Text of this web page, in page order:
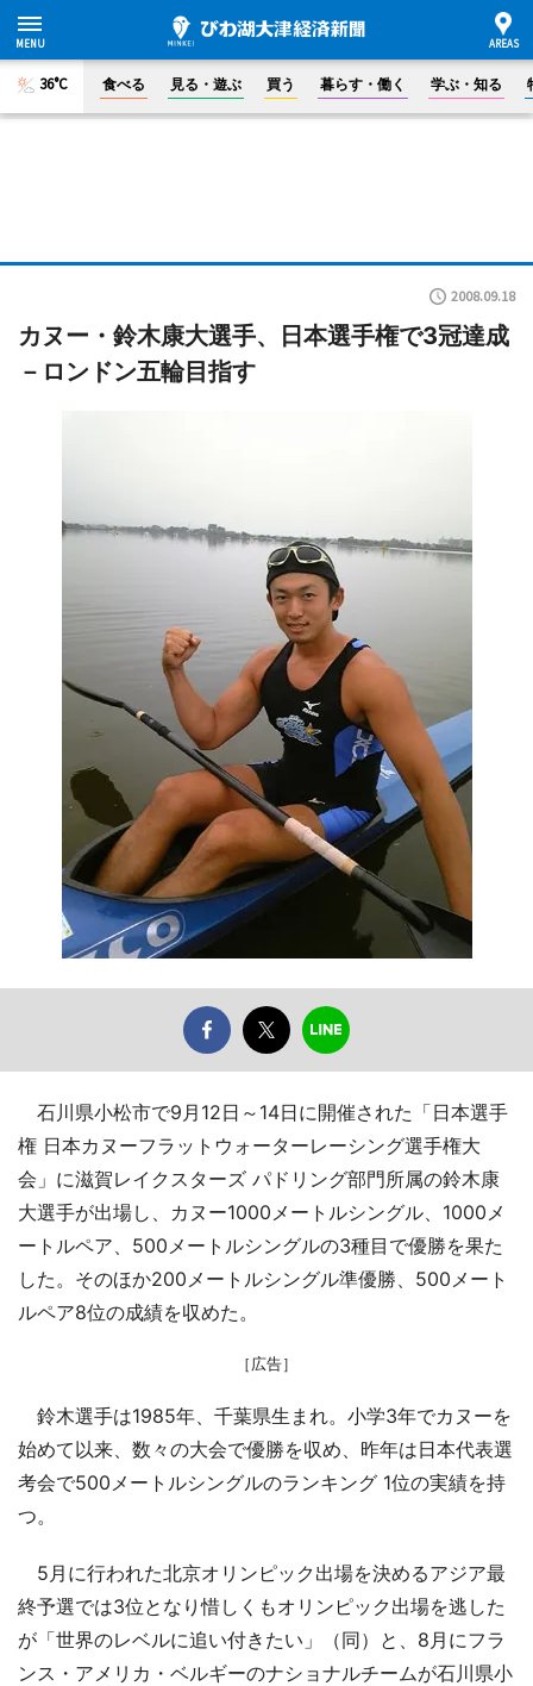
36°C 食べる 見る・遊ぶ 買う 暮らす・働く 学ぶ・知る
2008.09.18
カヌー・鈴木康大選手、日本選手権で3冠達成
－ロンドン五輪目指す
石川県小松市で9月12日～14日に開催された「日本選手
権 日本カヌーフラットウォーターレーシング選手権大
会」に滋賀レイクスターズ パドリング部門所属の鈴木康
大選手が出場し、カヌー1000メートルシングル、1000メ
ートルペア、500メートルシングルの3種目で優勝を果た
した。そのほか200メートルシングル準優勝、500メート
ルペア8位の成績を収めた。
［広告］
鈴木選手は1985年、千葉県生まれ。小学3年でカヌーを
始めて以来、数々の大会で優勝を収め、昨年は日本代表選
考会で500メートルシングルのランキング 1位の実績を持
つ。
5月に行われた北京オリンピック出場を決めるアジア最
終予選では3位となり惜しくもオリンピック出場を逃した
が「世界のレベルに追い付きたい」（同）と、8月にフラ
ンス・アメリカ・ベルギーのナショナルチームが石川県小